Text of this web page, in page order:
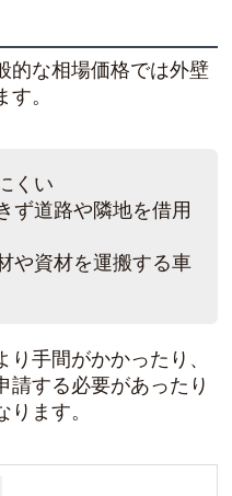
的な相場価格では外壁
。
くい
ず道路や隣地を借用
や資材を運搬する車
手間がかかったり、
請する必要があったり
ます。